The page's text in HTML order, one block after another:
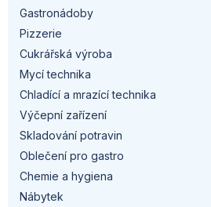
Gastronádoby
Pizzerie
Cukrářská výroba
Mycí technika
Chladící a mrazící technika
Výčepní zařízení
Skladování potravin
Oblečení pro gastro
Chemie a hygiena
Nábytek